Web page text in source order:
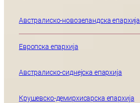
Австралиско-новозеландска епархија
Европска епархија
Австралиско-сиднејска епархија
Крушевско-демирхисарска епархија